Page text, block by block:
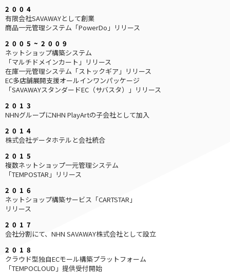
2004
有限会社SAVAWAYとして創業
商品一元管理システム「PowerDo」リリース
2005 ~ 2009
ネットショップ構築システム
「マルチドメインカート」リリース
在庫一元管理システム「ストックギア」リリース
EC多店舗展開支援オールインワンパッケージ
「SAVAWAYスタンダードEC（サバスタ）」リリース
2013
NHNグループにNHN PlayArtの子会社として加入
2014
株式会社データホテルと会社統合
2015
複数ネットショップ一元管理システム
「TEMPOSTAR」リリース
2016
ネットショップ構築サービス「CARTSTAR」
リリース
2017
会社分割にて、NHN SAVAWAY株式会社として設立
2018
クラウド型独自ECモール構築プラットフォーム
「TEMPOCLOUD」提供受付開始